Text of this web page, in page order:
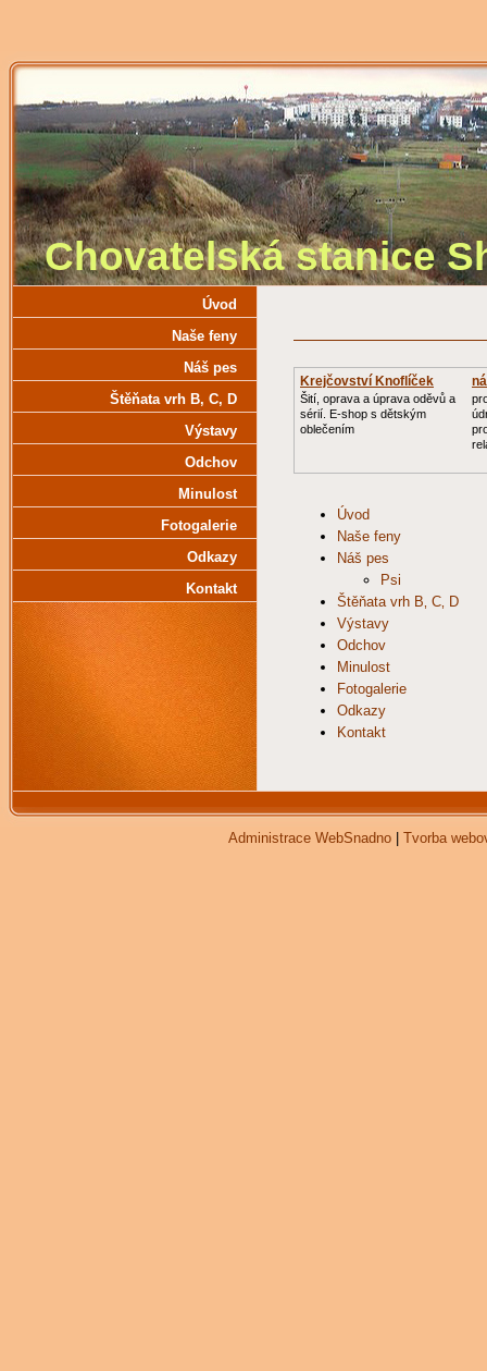
Chovatelská stanice
Krejčovství Knoflíček
Šití, oprava a úprava oděvů a
sérií. E-shop s dětským
oblečením
Úvod
Naše feny
Náš pes
Psi
Štěňata vrh B‚ C‚ D
Výstavy
Odchov
Minulost
Fotogalerie
Odkazy
Kontakt
Úvod
Naše feny
Náš pes
Štěňata vrh B‚ C‚ D
Výstavy
Odchov
Minulost
Fotogalerie
Odkazy
Kontakt
Administrace WebSnadno Tvorba